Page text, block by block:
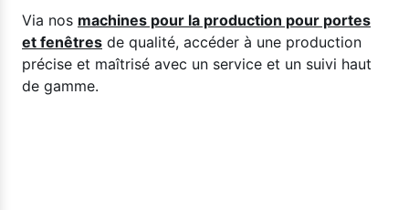
Via nos machines pour la production pour portes
et fenêtres de qualité, accéder à une production
précise et maîtrisé avec un service et un suivi haut
de gamme.